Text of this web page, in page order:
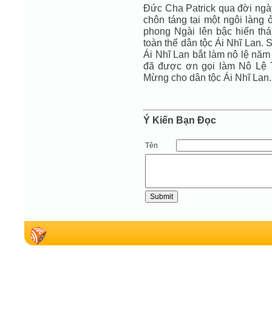
Đức Cha Patrick qua đời
chôn táng tại một ngôi làng
phong Ngài lên bậc hiển
toàn thể dân tộc Ái Nhĩ Lan.
Ái Nhĩ Lan bắt làm nô lệ
đã được ơn gọi làm Nô Lệ
Mừng cho dân tộc Ái Nhĩ Lan.
Ý Kiến Bạn Ðọc
Tên